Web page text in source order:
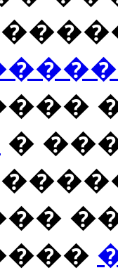
�